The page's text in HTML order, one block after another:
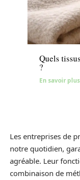
News
Quels
?
En savoir plus
Les entreprises de
notre quotidien,
agréable. Leur
combinaison de